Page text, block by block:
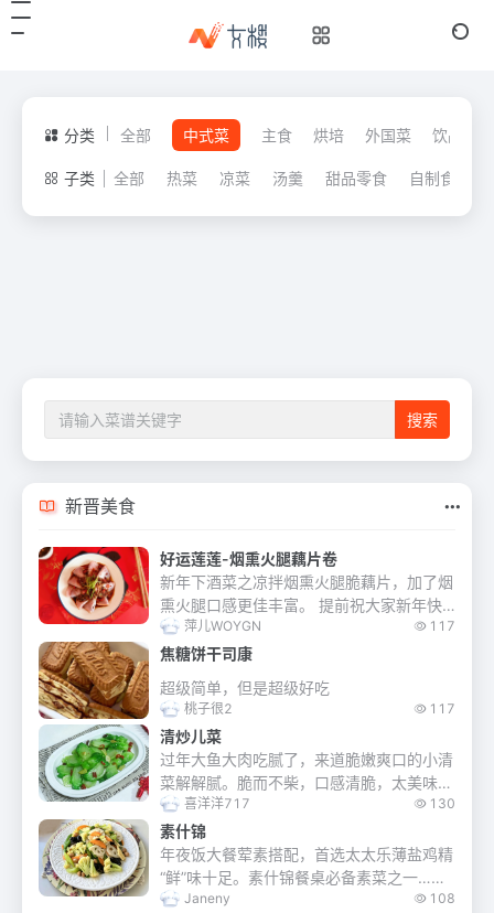
分类 全部 中式菜 主食 烘培 外国菜 饮品
子类 全部 热菜 凉菜 汤羹 甜品零食 自制食材
新晋美食
好运莲莲-烟熏火腿藕片卷
新年下酒菜之凉拌烟熏火腿脆藕片，加了烟
熏火腿口感更佳丰富。 提前祝大家新年快
乐！好运连连！
萍儿WOYGN 117
焦糖饼干司康
超级简单，但是超级好吃
桃子很2 117
清炒儿菜
过年大鱼大肉吃腻了，来道脆嫩爽口的小清
菜解解腻。脆而不柴，口感清脆，太美味
了。喜洋洋717 130
素什锦
年夜饭大餐荤素搭配，首选太太乐薄盐鸡精
“鲜”味十足。素什锦餐桌必备素菜之一…素
什锦菜非常美味，由许多不同品种的蔬菜，
Janeny 108